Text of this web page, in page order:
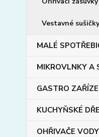
Vestavné sušičky
MALÉ
MIKROVLNKY A
GASTRO
KUCHYŇSKÉ
OHŘIVAČE VODY